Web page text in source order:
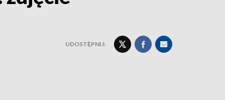
UDOSTĘPNIJ: